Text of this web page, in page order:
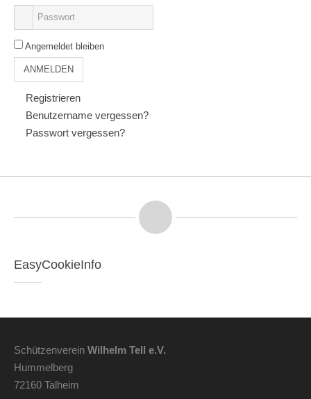
Angemeldet bleiben
ANMELDEN
Registrieren
Benutzername vergessen?
Passwort vergessen?
EasyCookieInfo
Schützenverein Wilhelm Tell e.V.
Hummelberg
72160 Talheim